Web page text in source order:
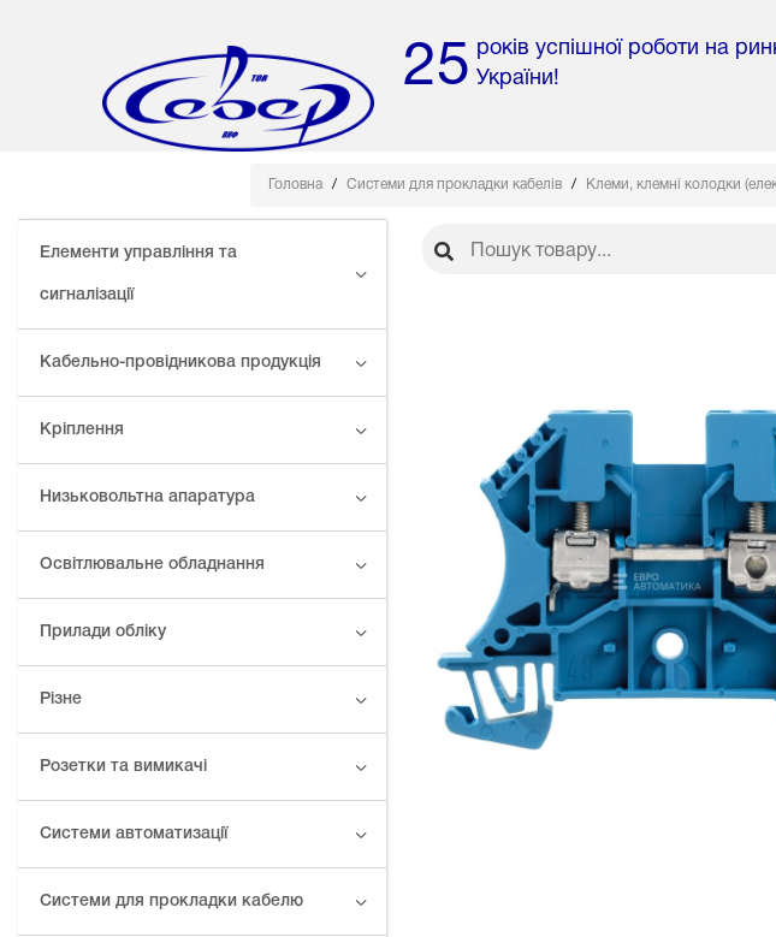
25 років успішної роботи на
України!
Елементи управління та
сигналізації
Кабельно-провідникова продукція
Кріплення
Низьковольтна апаратура
Освітлювальне обладнання
Прилади обліку
Різне
Розетки та вимикачі
Системи автоматизації
Системи для прокладки кабелю
Головна Системи для прокладки кабелів Клеми, клемні колодки